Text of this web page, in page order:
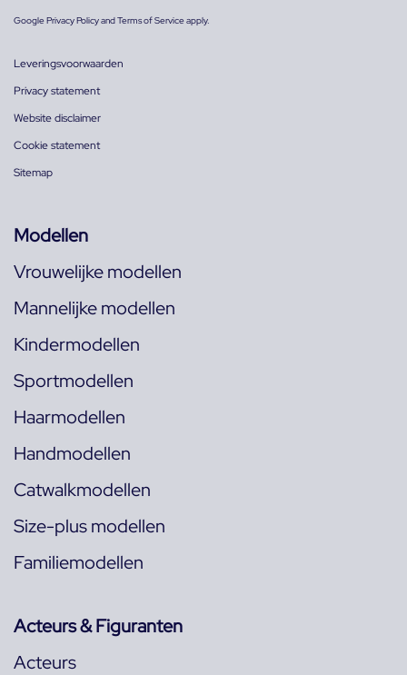
GooglePrivacy PolicyandTerms of Serviceapply.
Leveringsvoorwaarden
Privacy statement
Website disclaimer
Cookie statement
Sitemap
Modellen
Vrouwelijke modellen
Mannelijke modellen
Kindermodellen
Sportmodellen
Haarmodellen
Handmodellen
Catwalkmodellen
Size-plus modellen
Familiemodellen
Acteurs & Figuranten
Acteurs